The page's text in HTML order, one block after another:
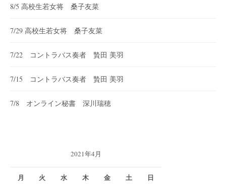
8/5 高校生若女将 桑子友菜
7/29 高校生若女将 桑子友菜
7/22 コントラバス奏者 贄田 美羽
7/15 コントラバス奏者 贄田 美羽
7/8 オンライン秘書 深川瑞穂
2021年4月
月 火 水 木 金 土 日